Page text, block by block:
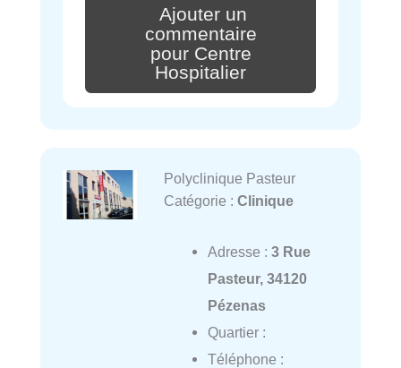
Ajouter un
commentaire
pour Centre
Hospitalier
Polyclinique Pasteur
Catégorie : Clinique
Adresse : 3 Rue
Pasteur, 34120
Pézenas
Quartier :
Téléphone :